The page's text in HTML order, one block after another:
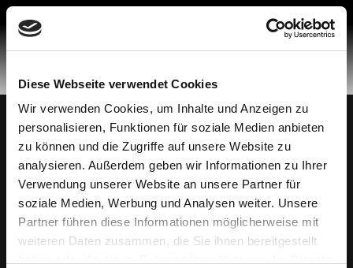
Diese Webseite verwendet Cookies
Wir verwenden Cookies, um Inhalte und Anzeigen zu
personalisieren, Funktionen für soziale Medien anbieten
zu können und die Zugriffe auf unsere Website zu
analysieren. Außerdem geben wir Informationen zu Ihrer
Verwendung unserer Website an unsere Partner für
soziale Medien, Werbung und Analysen weiter. Unsere
Partner führen diese Informationen möglicherweise mit
weiteren Daten zusammen, die Sie ihnen bereitgestellt
Skip
content
Made in Spain© 2026 Mobiliario Auxiliar de Diseño, S.L.
Datenschutzbestimmungen
Politik der Cookies
Rechtlicher Hinweis
Hotline für Beschwerden
Ethischer Kodex